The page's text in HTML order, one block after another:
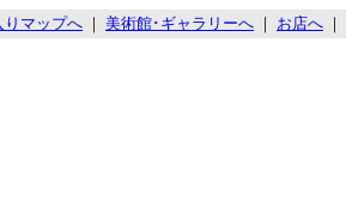
りマップへ ｜ 美術館･ギャラリーへ ｜ お店へ ｜